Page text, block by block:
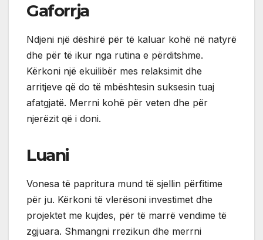
Gaforrja
Ndjeni një dëshirë për të kaluar kohë në natyrë
dhe për të ikur nga rutina e përditshme.
Kërkoni një ekuilibër mes relaksimit dhe
arritjeve që do të mbështesin suksesin tuaj
afatgjatë. Merrni kohë për veten dhe për
njerëzit që i doni.
Luani
Vonesa të papritura mund të sjellin përfitime
për ju. Kërkoni të vlerësoni investimet dhe
projektet me kujdes, për të marrë vendime të
zgjuara. Shmangni rrezikun dhe merrni